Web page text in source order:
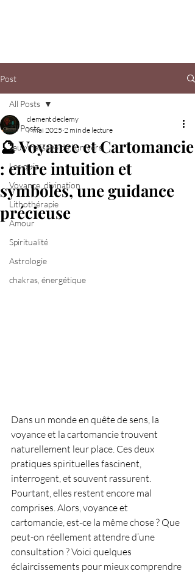
Post
All Posts
Jeux message de l'univers
Les quiz
Voyance, divination
Lithothérapie
Amour
Spiritualité
Astrologie
chakras, énergétique
All Posts
🔮 Voyance et Cartomancie
: entre intuition et
symboles, une guidance
précieuse
clement declemy
7 mai 2025 2 min de lecture
Dans un monde en quête de sens, la
voyance et la cartomancie trouvent
naturellement leur place. Ces deux
pratiques spirituelles fascinent,
interrogent, et souvent rassurent.
Pourtant, elles restent encore mal
comprises. Alors, voyance et
cartomancie, est-ce la même chose ? Que
peut-on réellement attendre d’une
consultation ? Voici quelques
éclaircissements pour mieux comprendre